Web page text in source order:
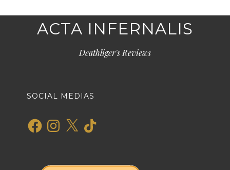
ACTA INFERNALIS
Deathliger's Reviews
SOCIAL MEDIAS
FacebookInstagram
X TikTok